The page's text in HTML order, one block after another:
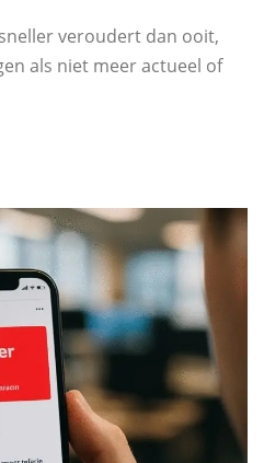
veroudert dan ooit,
als niet meer actueel of